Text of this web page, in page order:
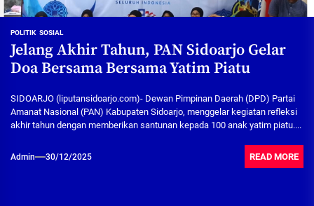
POLITIK SOSIAL
Jelang Akhir Tahun, PAN Sidoarjo Gelar
Doa Bersama Bersama Yatim Piatu
SIDOARJO (liputansidoarjo.com)- Dewan Pimpinan Daerah (DPD) Partai
Amanat Nasional (PAN) Kabupaten Sidoarjo, menggelar kegiatan refleksi
akhir tahun dengan memberikan santunan kepada 100 anak yatim piatu....
Admin 30/12/2025 READ MORE